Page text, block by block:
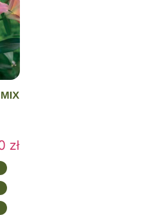
otoczeniem domu
całego wolnego czasu i
zł